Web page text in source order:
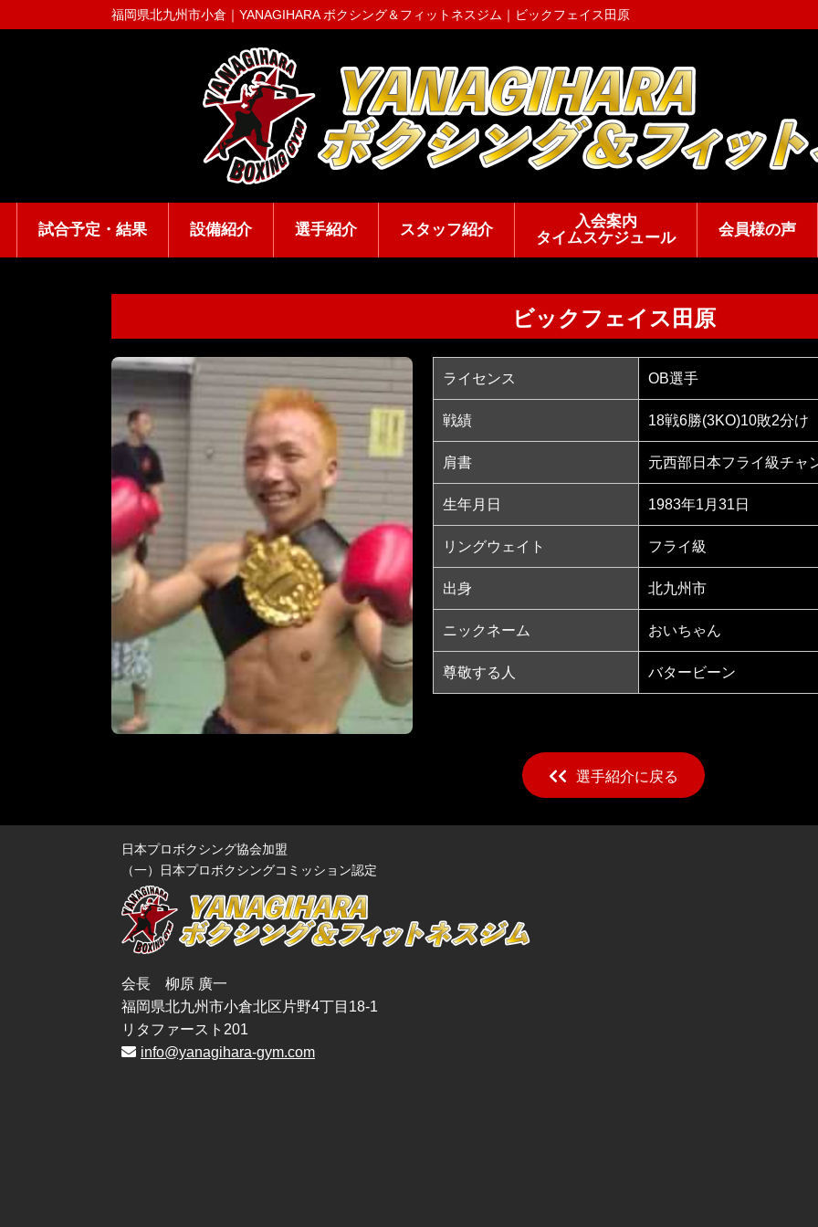
福岡県北九州市小倉｜ YANAGIHARA ボクシング＆フィットネスジム｜ ビックフェイス田原
試合予定・結果 設備紹介 選手紹介 スタッフ紹介
入会案内
タイムスケジュール
会員様の声
ビックフェイス田原
ライセンス OB選手
戦績 18戦6勝(3KO)10敗2分け
肩書 元西部日本フライ級チャ
生年月日 1983年1月31日
リングウェイト フライ級
出身 北九州市
ニックネーム おいちゃん
尊敬する人 バタービーン
選手紹介に戻る
日本プロボクシング協会加盟
（一）日本プロボクシングコミッション認定
会長 柳原 廣一
福岡県北九州市小倉北区片野4丁目18-1
リタファースト201
info@yanagihara-gym.com